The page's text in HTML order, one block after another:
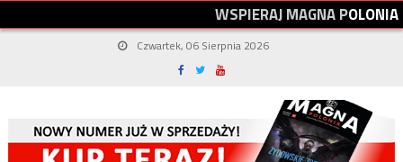
WSPIERAJMAGNAPOLONIA
Czwartek, 06 Sierpnia 2026